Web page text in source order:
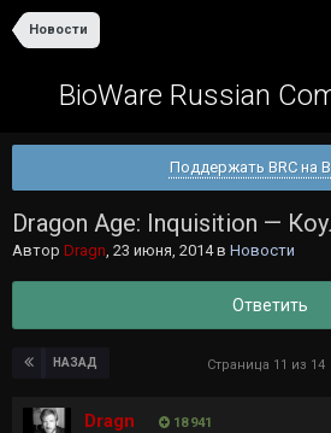
Новости
BioWare Russian
Поддержать BRC на
Dragon Age: Inquisition —
Автор Dragn, 23 июня, 2014в Новости
Ответить
НАЗАД Страница 11 из 14
Dragn 18 941